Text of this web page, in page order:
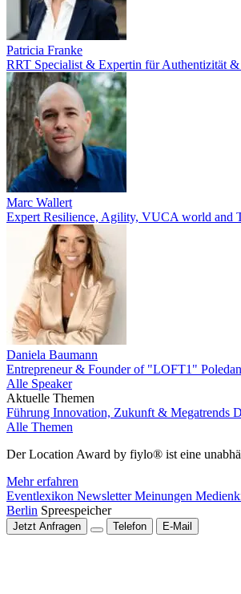
Patricia Franke
RRT Specialist & Expertin für Authentizität &
Marc Wallert
Expert Resilience, Agility, VUCA world and
Daniela Baumann
Entrepreneur & Founder of "LOFT1"
Alle Speaker
Aktuelle Themen
Führung Innovation, Zukunft & Megatrends
Alle Themen
Der Location Award by fiylo® ist eine
Mehr erfahren
Eventlexikon NewsletterMeinungen
Berlin Spreespeicher
Jetzt Anfragen Telefon E-Mail